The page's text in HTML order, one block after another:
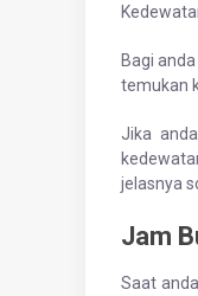
Bagi
temukan
Jika
jelasnya
Jam
Saat